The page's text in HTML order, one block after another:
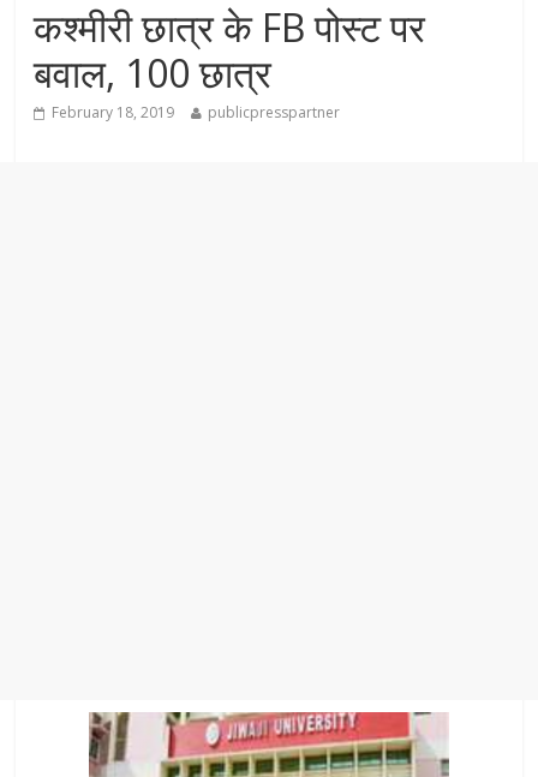
कश्मीरी छात्र के FB पोस्ट पर
बवाल, 100 छात्र
February 18, 2019 publicpresspartner